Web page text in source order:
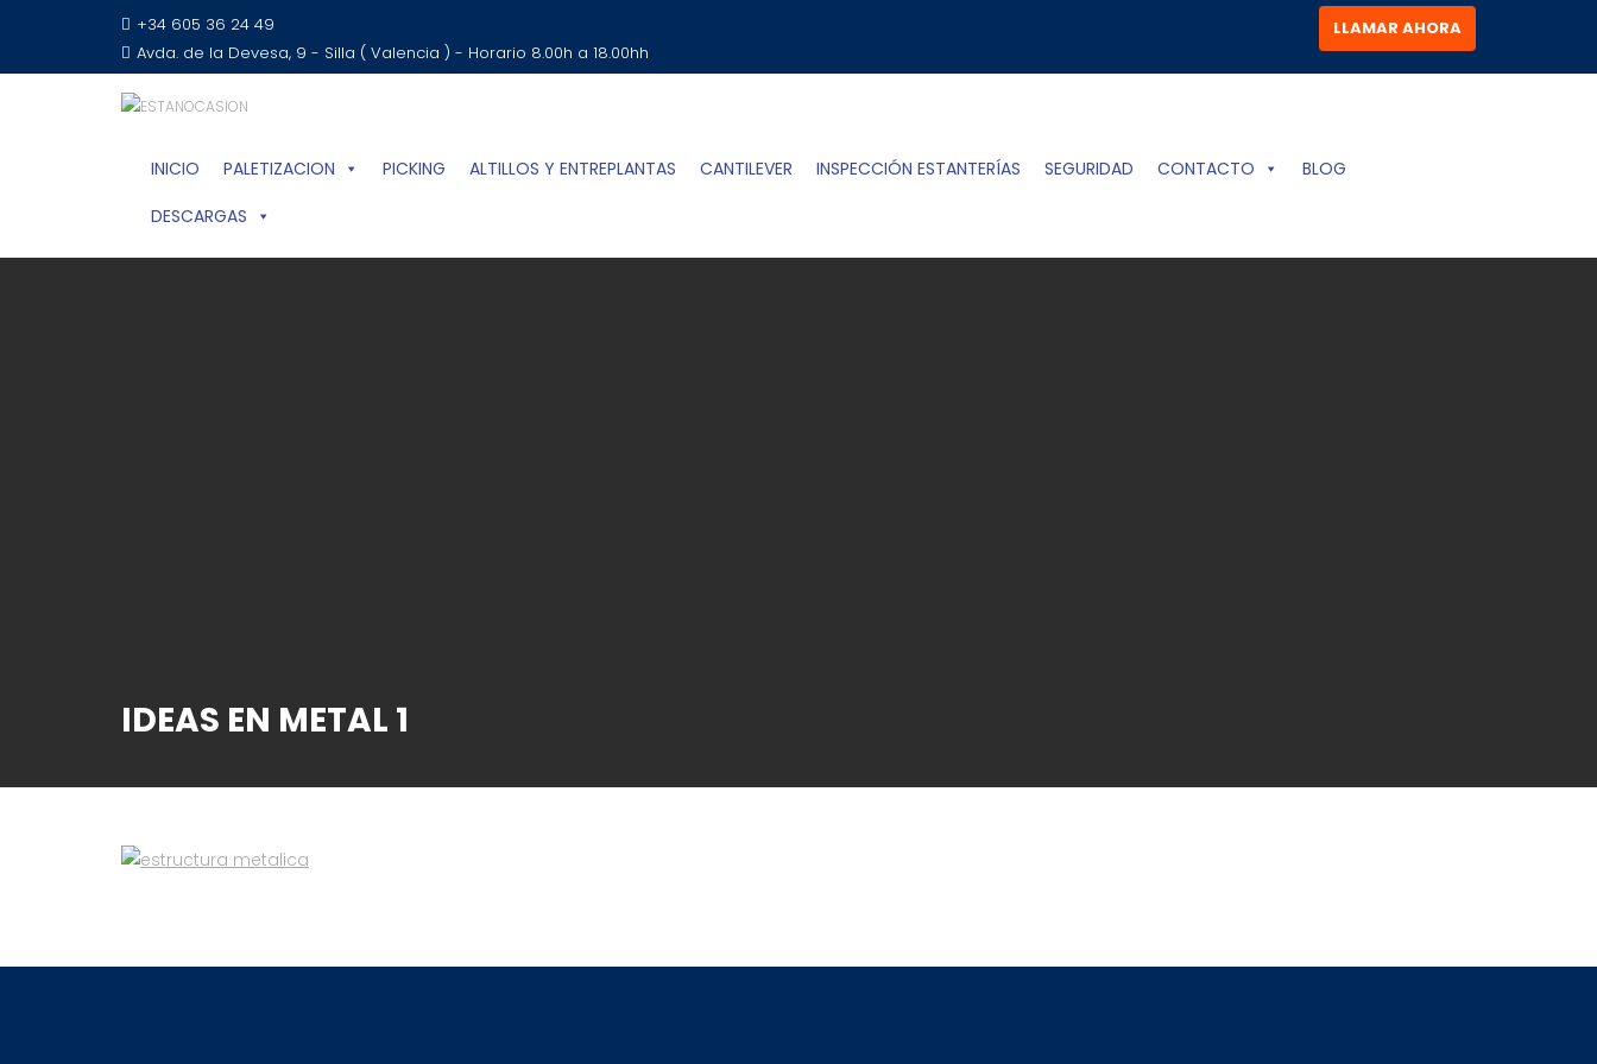
+34 605 36 24 49
Avda. de la Devesa, 9 - Silla ( Valencia ) - Horario 8.00h a 18.00hh
LLAMAR AHORA
INICIO PALETIZACION PICKING ALTILLOS Y ENTREPLANTAS CANTILEVER INSPECCIÓN ESTANTERÍAS SEGURIDAD CONTACTO
BLOG
DESCARGAS
IDEAS EN METAL 1
SOLICITA TU PRESUPUESTO